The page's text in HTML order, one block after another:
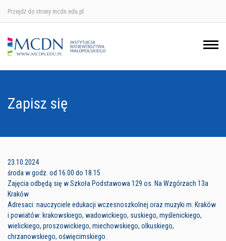
Przejdź do strony mcdn.edu.pl
Zapisz się
23.10.2024
środa w godz. od 16.00 do 18.15
Zajęcia odbędą się w Szkoła Podstawowa 129 os. Na Wzgórzach 13a
Kraków
Adresaci: nauczyciele edukacji wczesnoszkolnej oraz muzyki m. Kraków
i powiatów: krakowskiego, wadowickiego, suskiego, myślenickiego,
wielickiego, proszowickiego, miechowskiego, olkuskiego,
chrzanowskiego, oświęcimskiego.
Ośrodek w Krakowie
Ośrodek w Nowym Sączu
Ośrodek w Tarnowie